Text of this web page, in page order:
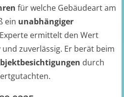
für welche Gebäudeart am
ein unabhängiger
ermittelt den Wert
zuverlässig. Er berät beim
durch